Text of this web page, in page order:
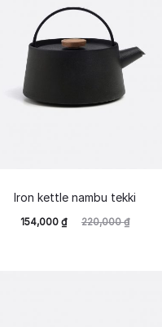
Iron kettle nambu tekki
220,000₫
154,000 ₫